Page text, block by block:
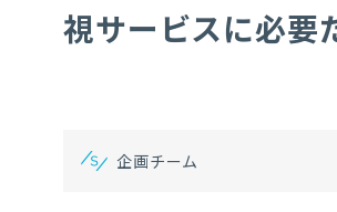
視サービスに必要
企画チーム